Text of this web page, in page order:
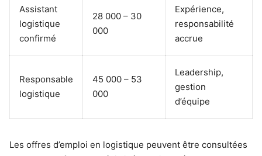
Assistant
logistique
confirmé
28 000 – 30
000
Expérience,
responsabilité
accrue
Responsable
logistique
45 000 – 53
000
Leadership,
gestion
d’équipe
Les offres d’emploi en logistique peuvent être consultées